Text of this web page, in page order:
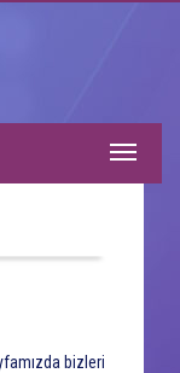
Toggle
bizleri